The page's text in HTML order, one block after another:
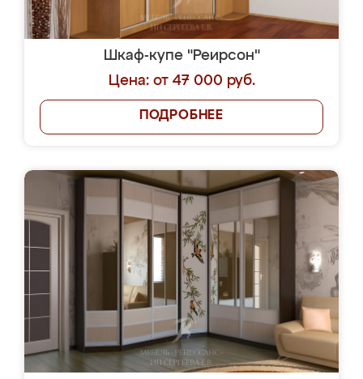
Шкаф-купе "Реирсон"
Цена: от 47 000 руб.
ПОДРОБНЕЕ